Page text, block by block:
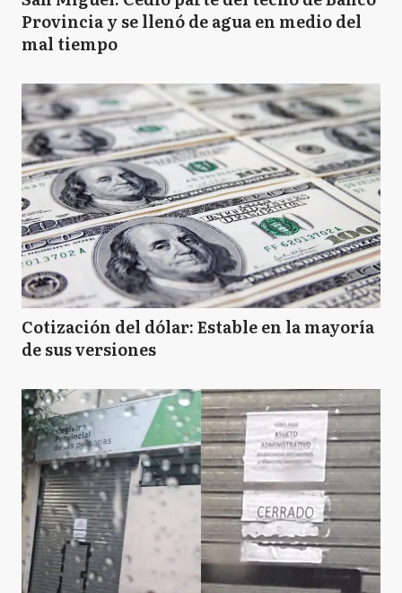
Provincia y se llenó de agua en medio del
mal tiempo
Cotización del dólar: Estable en la mayoría
de sus versiones